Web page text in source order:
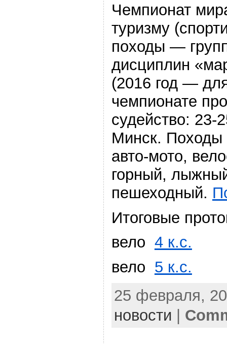
Чемпионат
туризму
походы —
дисциплин
(2016 год —
чемпионате
судейство: 23-
Минск.
авто-мото,
горный,
пешеходный.
Итоговые
вело 4 к.с.
вело 5 к.с.
25 февраля,
новости